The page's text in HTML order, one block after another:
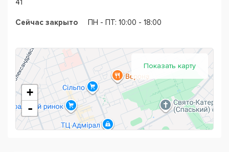
напрямую с крупнейшим и известным британским
издательством Oxford University Press, поэтому
ученики получают лучшие учебные материалы.
41
Сейчас закрыто ПН - ПТ: 10:00 - 18:00
Показать карту
+
-